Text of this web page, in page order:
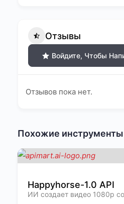
Отзывы
Войдите, Чтобы
Отзывов пока нет.
Похожие инструменты
Happyhorse-1.0 API
ИИ создает видео 1080p